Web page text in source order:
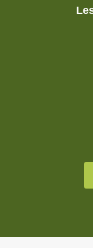
Je suis très